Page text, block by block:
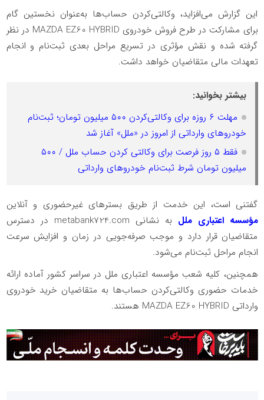
این گزارش می‌افزاید، وکالتی‌کردن حساب‌ها به‌عنوان نخستین گام
برای مشارکت در طرح فروش خودروی MAZDA EZ60 HYBRID در نظر
گرفته شده و نقش مؤثری در تسریع مراحل بعدی ثبت‌نام و انجام
تعهدات مالی متقاضیان خواهد داشت.
بیشتر بخوانید:
مهلت ۶ روزه برای وکالتی‌کردن ۵۰۰ میلیون تومان؛ ثبت‌نام
خودروهای وارداتی از امروز در «ملل» آغاز شد
فقط ۵ روز فرصت برای وکالتی کردن حساب ملل / ۵۰۰
میلیون تومان شرط ثبت‌نام خودروهای وارداتی
گفتنی است، این خدمت از طریق بسترهای غیرحضوری و آنلاین
مؤسسه اعتباری ملل
به نشانی metabank724.com در دسترس
متقاضیان قرار دارد و موجب صرفه‌جویی در زمان و افزایش سرعت
انجام مراحل ثبت‌نام می‌شود.
همچنین، کلیه شعب مؤسسه اعتباری ملل در سراسر کشور آماده ارائه
خدمات حضوری وکالتی‌کردن حساب‌ها به متقاضیان خرید خودروی
وارداتی MAZDA EZ60 HYBRID هستند.